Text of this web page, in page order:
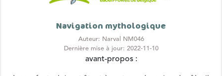
Navigation mythologique
Auteur: Narval NM046
Dernière mise à jour: 2022-11-10
avant-propos :